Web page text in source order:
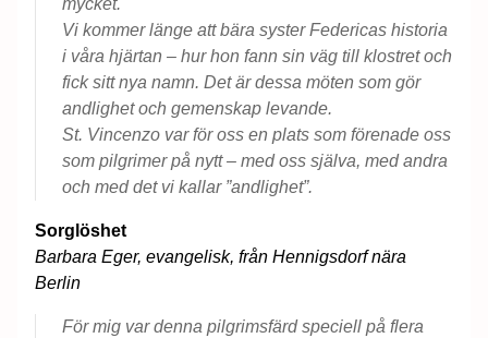
Vi kommer länge att bära syster Federicas historia
i våra hjärtan – hur hon fann sin väg till klostret och
fick sitt nya namn. Det är dessa möten som gör
andlighet och gemenskap levande.
St. Vincenzo var för oss en plats som förenade oss
som pilgrimer på nytt – med oss själva, med andra
och med det vi kallar ”andlighet”.
Sorglöshet
Barbara Eger, evangelisk, från Hennigsdorf nära
Berlin
För mig var denna pilgrimsfärd speciell på flera